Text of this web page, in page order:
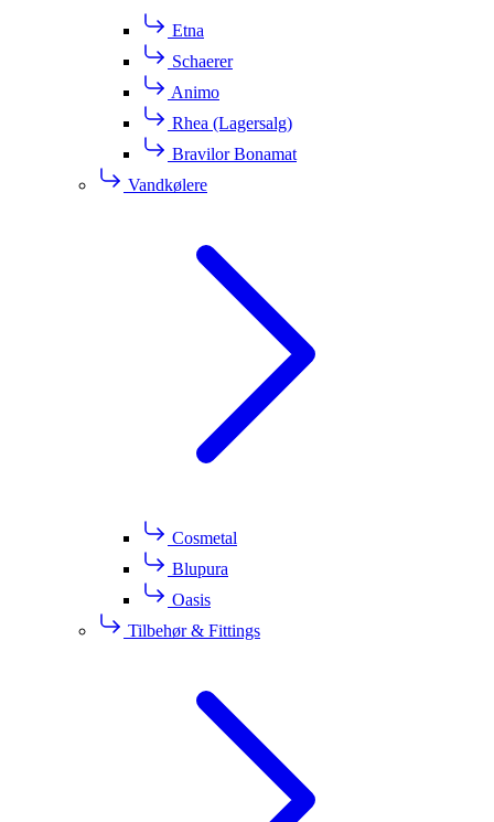
Etna
Schaerer
Animo
Rhea (Lagersalg)
Bravilor Bonamat
Vandkølere
Cosmetal
Blupura
Oasis
Tilbehør & Fittings